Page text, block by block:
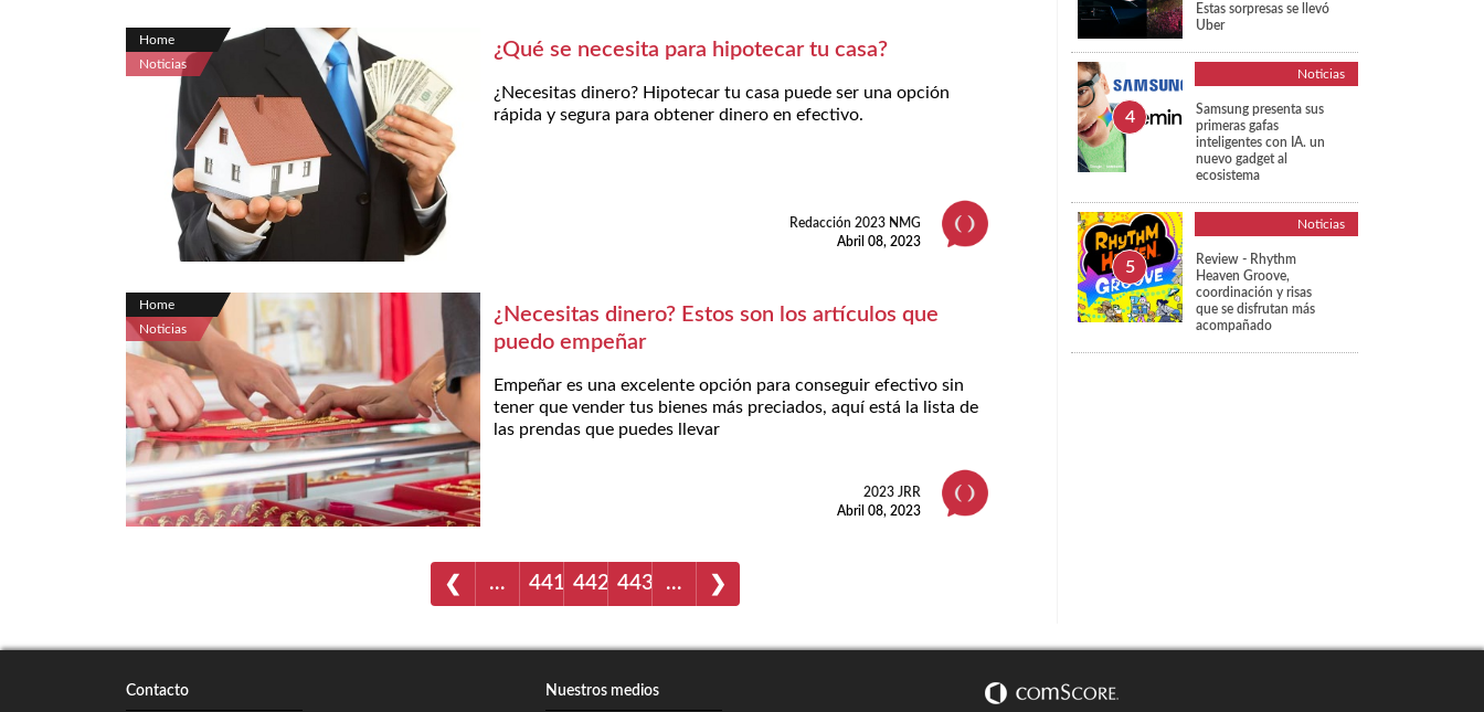
Home
Noticias
¿Qué se necesita para hipotecar tu casa?
¿Necesitas dinero? Hipotecar tu casa puede ser una opción
rápida y segura para obtener dinero en efectivo.
Redacción 2023 NMG
Abril 08, 2023
Home
Noticias
¿Necesitas dinero? Estos son los artículos que
puedo empeñar
Empeñar es una excelente opción para conseguir efectivo sin
tener que vender tus bienes más preciados, aquí está la lista de
las prendas que puedes llevar
2023 JRR
Abril 08, 2023
❮ … 441 442 443 … ❯
Estas sorpresas se llevó
Uber
Noticias
Samsung presenta sus
primeras gafas
inteligentes con IA. un
nuevo gadget al
ecosistema
Noticias
Review - Rhythm
Heaven Groove,
coordinación y risas
que se disfrutan más
acompañado
Contacto Nuestros medios